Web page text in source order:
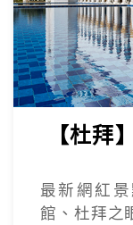
【杜拜
最新網紅
館、杜拜之